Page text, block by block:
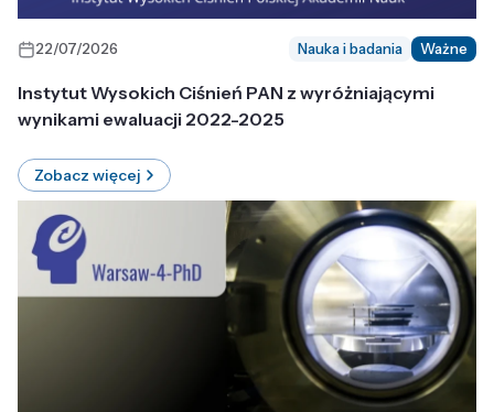
22/07/2026 Nauka i badania Ważne
Instytut Wysokich Ciśnień PAN z wyróżniającymi
wynikami ewaluacji 2022-2025
Zobacz więcej